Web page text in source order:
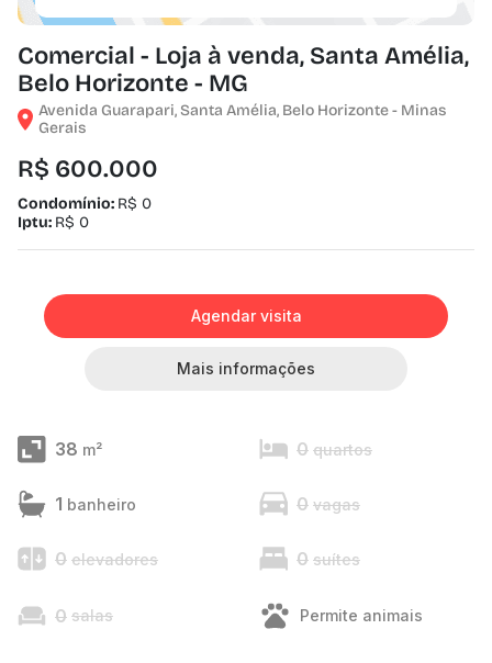
Comercial - Loja à venda, Santa Amélia,
Belo Horizonte - MG
Avenida Guarapari, Santa Amélia, Belo Horizonte - Minas
Gerais
R$ 600.000
Condomínio: R$ 0
Iptu: R$ 0
Agendar visita
Mais informações
38 m² 0 quartos
1 banheiro 0 vagas
0 elevadores 0 suítes
0 salas Permite animais